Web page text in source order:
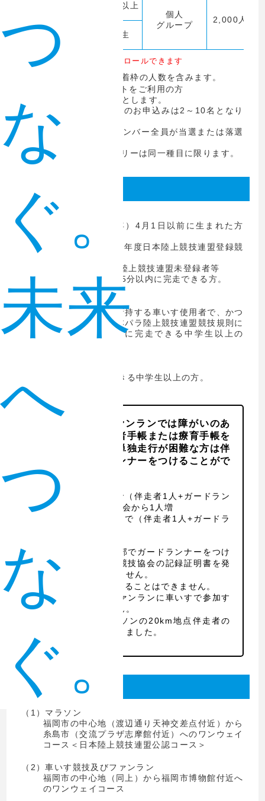
つ
な
ぐ。
未来
へ
つ
な
ぐ。
（5.2km）
高校生以上
個人
グループ
2,000人
中学生
※このテーブルは横にスクロールできます
※1 定員には抽選枠、先着枠の人数を含みます。
※2 海外エントリーサイトをご利用の方
①制限時間は号砲を基準とします。
②グループエントリーでのお申込みは2～10名となり
ます。
抽選になった場合はメンバー全員が当選または落選
となります。
また、グループエントリーは同一種目に限ります。
（1）マラソン
2005年（平成17年）4月1日以前に生まれた方
（高校生を除く）
① 登録の部 / 2023年度日本陸上競技連盟登録競
② 一般の部 / 日本陸上競技連盟未登録者等
③ ①②共に6時間45分以内に完走できる方。
（2）車いす競技
身体障害者手帳を所持する車いす使用者で、かつ
レース仕様車（日本パラ陸上競技連盟競技規則に
よる）で30分以内に完走できる中学生以上の
50分以内に完走できる中学生以上の方。
マラソン及びファンランでは障がいのあ
る方（身体障害者手帳または療育手帳を
お持ちの方）で単独走行が困難な方は伴
走者・ガードランナーをつけることがで
きます。
マラソン 3人まで（伴走者1人+ガードラン
ナー2人） ※今大会から1人増
ファンラン 2人まで（伴走者1人+ガードラ
※マラソン登録の部でガードランナーをつけ
た場合は福岡陸上競技協会の記録証明書を発
行することはできません。
※盲導犬と一緒に走ることはできません。
※マラソン及びファンランに車いすで参加す
ることはできません。
※今大会からマラソンの20km地点伴走者の
途中交代はなくなりました。
コース
（1）マラソン
福岡市の中心地（渡辺通り天神交差点付近）から
糸島市（交流プラザ志摩館付近）へのワンウェイ
コース＜日本陸上競技連盟公認コース＞
（2）車いす競技及びファンラン
福岡市の中心地（同上）から福岡市博物館付近へ
のワンウェイコース